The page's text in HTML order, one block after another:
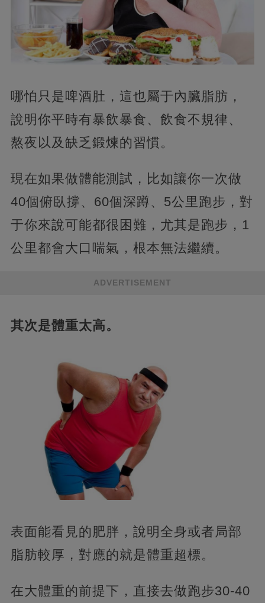
哪怕只是啤酒肚，這也屬于內臟脂肪，
說明你平時有暴飲暴食、飲食不規律、
熬夜以及缺乏鍛煉的習慣。
現在如果做體能測試，比如讓你一次做
40個俯臥撐、60個深蹲、5公里跑步，對
于你來說可能都很困難，尤其是跑步，1
公里都會大口喘氣，根本無法繼續。
ADVERTISEMENT
其次是體重太高。
表面能看見的肥胖，說明全身或者局部
脂肪較厚，對應的就是體重超標。
在大體重的前提下，直接去做跑步30-40